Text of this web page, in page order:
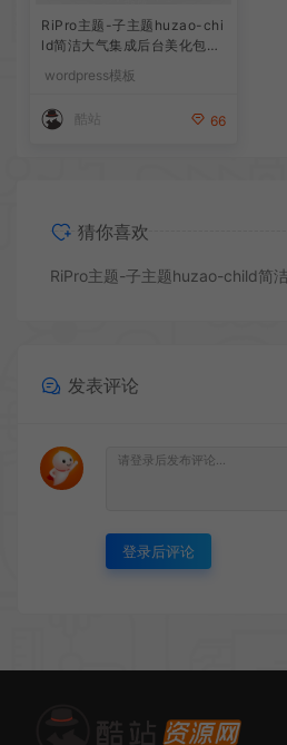
RiPro主题-子主题huzao-chi
ld简洁大气集成后台美化包v
wordpress模板
酷站 66
猜你喜欢
发表评论
登录后评论